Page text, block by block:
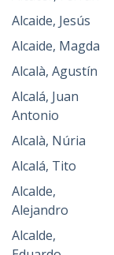
Alcaide, Jesús
Alcaide, Magda
Alcalà, Agustín
Alcalá, Juan
Antonio
Alcalà, Núria
Alcalá, Tito
Alcalde,
Alejandro
Alcalde,